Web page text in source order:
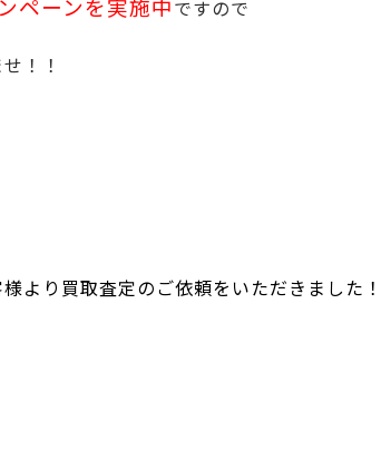
ペーンを実施中ですので
！！
より買取査定のご依頼をいただきました！